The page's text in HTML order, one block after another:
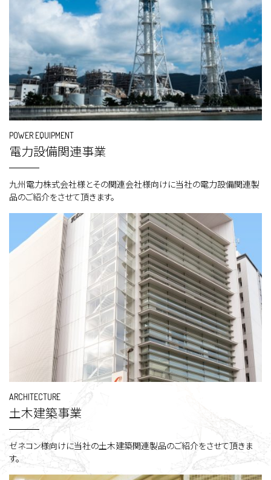
POWER EQUIPMENT
電力設備関連事業
九州電力株式会社様とその関連会社様向けに当社の電力設備関連製
品のご紹介をさせて頂きます。
ARCHITECTURE
土木建築事業
ゼネコン様向けに当社の土木建築関連製品のご紹介をさせて頂きま
す。